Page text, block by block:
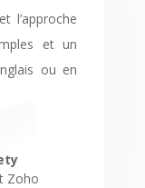
l’approche
et un
ou en
Zoho